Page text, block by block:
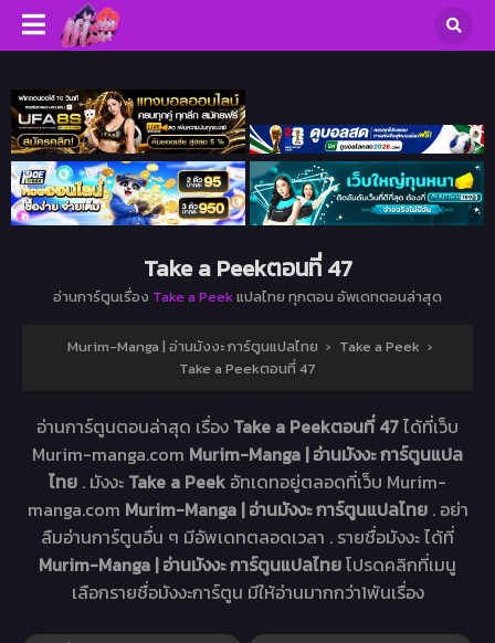
Take a Peekตอนที่ 47
อ่านการ์ตูนเรื่อง Take a Peekแปลไทย ทุกตอน อัพเดทตอนล่าสุด
Murim-Manga | อ่านมังงะ การ์ตูนแปลไทย › Take a Peek ›
Take a Peekตอนที่ 47
อ่านการ์ตูนตอนล่าสุด เรื่อง Take a Peekตอนที่ 47ได้ที่เว็บ
Murim-manga.com Murim-Manga | อ่านมังงะ การ์ตูนแปล
ไทย . มังงะ Take a Peek อัทเดทอยู่ตลอดที่เว็บ Murim-
manga.com Murim-Manga | อ่านมังงะ การ์ตูนแปลไทย . อย่า
ลืมอ่านการ์ตูนอื่น ๆ มีอัพเดทตลอดเวลา . รายชื่อมังงะ ได้ที่
Murim-Manga | อ่านมังงะ การ์ตูนแปลไทยโปรดคลิกที่เมนู
เลือกรายชื่อมังงะการ์ตูน มีให้อ่านมากกว่า1พันเรื่อง